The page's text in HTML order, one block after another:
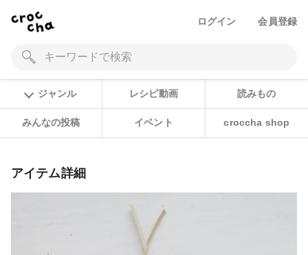
ログイン 会員登録
ジャンル レシピ動画 読みもの
みんなの投稿 イベント croccha shop
アイテム詳細